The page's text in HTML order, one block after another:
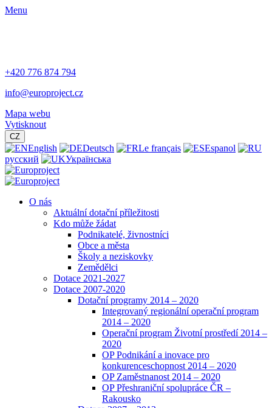
Menu
+420 776 874 794
info@europroject.cz
Mapa webu
Vytisknout
CZ
English Deutsch Le français
Espanol
русский
Українська
O nás
Aktuální dotační příležitosti
Kdo může žádat
Podnikatelé, živnostníci
Obce a města
Školy a neziskovky
Zemědělci
Dotace 2021-2027
Dotace 2007-2020
Dotační programy 2014 – 2020
Integrovaný regionální operační program
2014 – 2020
Operační program Životní prostředí 2014 –
2020
OP Podnikání a inovace pro
konkurenceschopnost 2014 – 2020
OP Zaměstnanost 2014 – 2020
OP Přeshraniční spolupráce ČR –
Rakousko